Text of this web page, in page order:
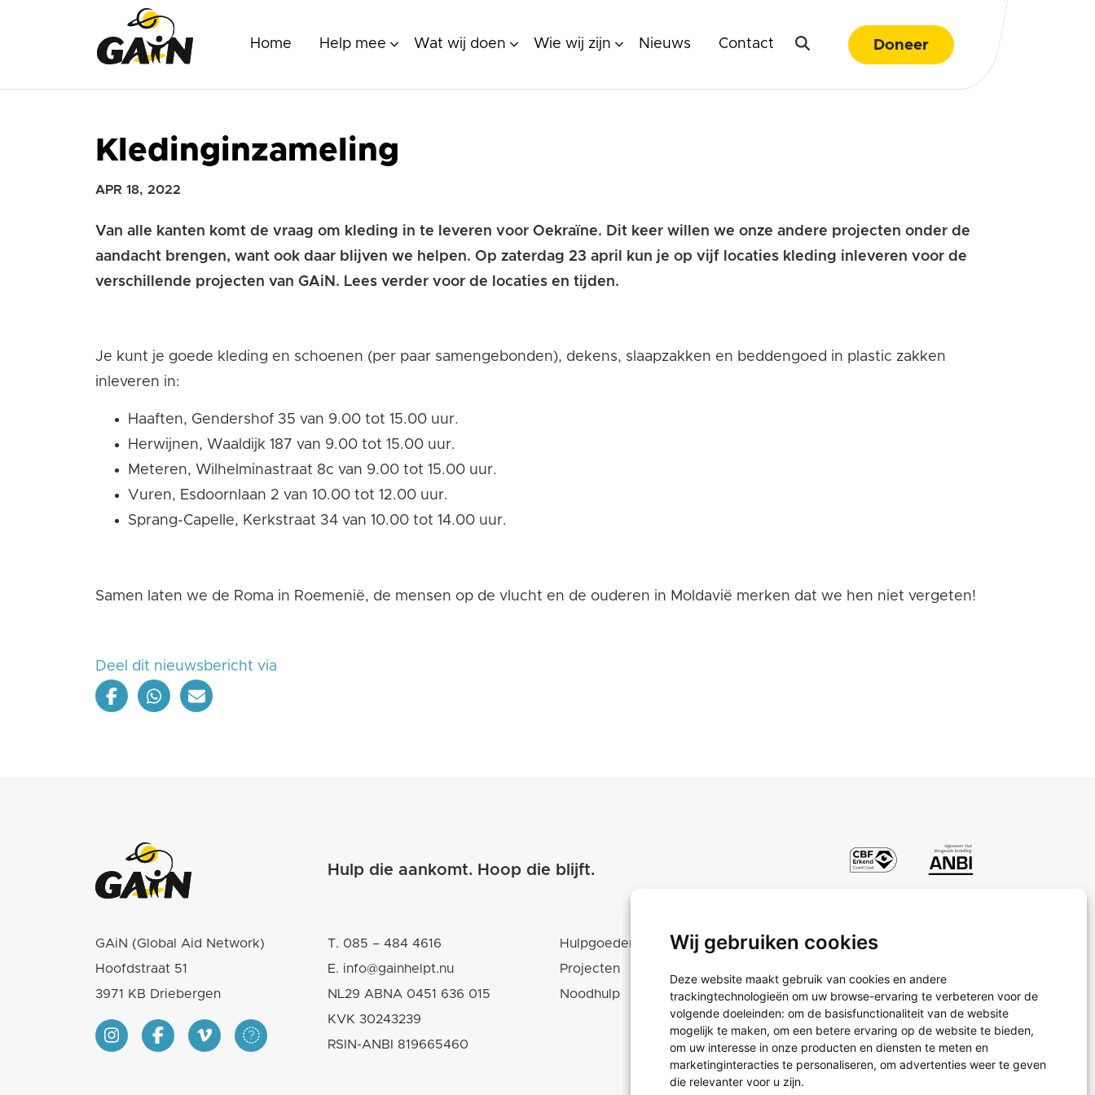
Wij gebruiken cookies
Deze website maakt gebruik van cookies en andere
trackingtechnologieën om uw browse-ervaring te verbeteren voor de
volgende doeleinden: om de basisfunctionaliteit van de website
mogelijk te maken, om een betere ervaring op de website te bieden,
om uw interesse in onze producten en diensten te meten en
marketinginteracties te personaliseren, om advertenties weer te geven
die relevanter voor u zijn.
Home Help mee Wat wij doen Wie wij zijn Nieuws Contact Doneer
Kledinginzameling
APR 18, 2022
Van alle kanten komt de vraag om kleding in te leveren voor Oekraïne. Dit keer willen we onze andere projecten onder de
aandacht brengen, want ook daar blijven we helpen. Op zaterdag 23 april kun je op vijf locaties kleding inleveren voor de
verschillende projecten van GAiN. Lees verder voor de locaties en tijden.
Je kunt je goede kleding en schoenen (per paar samengebonden), dekens, slaapzakken en beddengoed in plastic zakken
inleveren in:
Haaften, Gendershof 35 van 9.00 tot 15.00 uur.
Herwijnen, Waaldijk 187 van 9.00 tot 15.00 uur.
Meteren, Wilhelminastraat 8c van 9.00 tot 15.00 uur.
Vuren, Esdoornlaan 2 van 10.00 tot 12.00 uur.
Sprang-Capelle, Kerkstraat 34 van 10.00 tot 14.00 uur.
Samen laten we de Roma in Roemenië, de mensen op de vlucht en de ouderen in Moldavië merken dat we hen niet vergeten!
Deel dit nieuwsbericht via
Hulp die aankomt. Hoop die blijft.
GAiN (Global Aid Network)
Hoofdstraat 51
3971 KB Driebergen
T. 085 – 484 4616
E. info@gainhelpt.nu
NL29 ABNA 0451 636 015
KVK 30243239
RSIN-ANBI 819665460
Hulpgoederen
Projecten
Noodhulp
Projectreizen
Schoenendoosactie